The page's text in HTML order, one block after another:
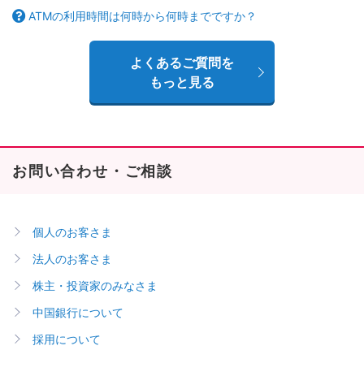
ATMの利用時間は何時から何時までですか？
よくあるご質問を
もっと見る
お問い合わせ・ご相談
個人のお客さま
法人のお客さま
株主・投資家のみなさま
中国銀行について
採用について